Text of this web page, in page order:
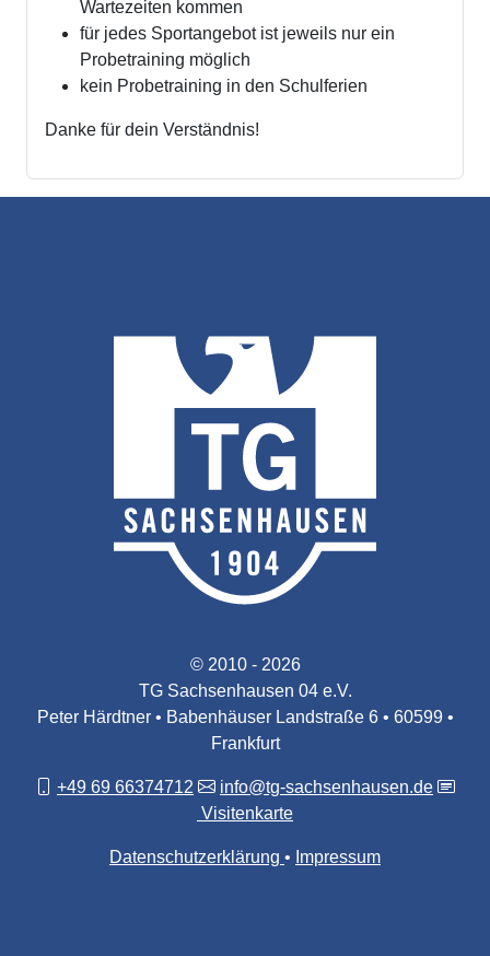
Wartezeiten kommen
für jedes Sportangebot ist jeweils nur ein
Probetraining möglich
kein Probetraining in den Schulferien
Danke für dein Verständnis!
© 2010 - 2026
TG Sachsenhausen 04 e.V.
Peter Härdtner • Babenhäuser Landstraße 6 • 60599 •
Frankfurt
+49 69 66374712
info@tg-sachsenhausen.de
Visitenkarte
Datenschutzerklärung Impressum